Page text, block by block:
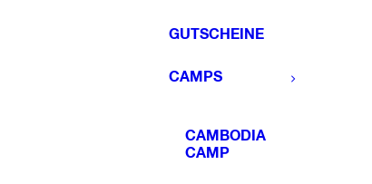
GUTSCHEINE
CAMPS
CAMBODIA
CAMP